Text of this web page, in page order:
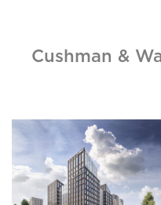
Cushman &